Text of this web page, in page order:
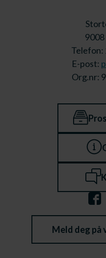
Telefon:
E-post:
Org.nr:
Meld deg på